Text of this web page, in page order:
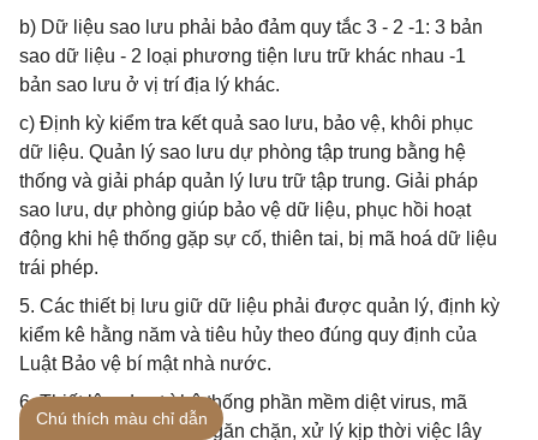
b) Dữ liệu sao lưu phải bảo đảm quy tắc 3 - 2 -1: 3 bản
sao dữ liệu - 2 loại phương tiện lưu trữ khác nhau -1
bản sao lưu ở vị trí địa lý khác.
c) Định kỳ kiểm tra kết quả sao lưu, bảo vệ, khôi phục
dữ liệu. Quản lý sao lưu dự phòng tập trung bằng hệ
thống và giải pháp quản lý lưu trữ tập trung. Giải pháp
sao lưu, dự phòng giúp bảo vệ dữ liệu, phục hồi hoạt
động khi hệ thống gặp sự cố, thiên tai, bị mã hoá dữ liệu
trái phép.
5. Các thiết bị lưu giữ dữ liệu phải được quản lý, định kỳ
kiểm kê hằng năm và tiêu hủy theo đúng quy định của
Luật Bảo vệ bí mật nhà nước.
6. Thiết lập, duy trì hệ thống phần mềm diệt virus, mã
độc hại để phát hiện, ngăn chặn, xử lý kịp thời việc lây
Chú thích màu chỉ dẫn